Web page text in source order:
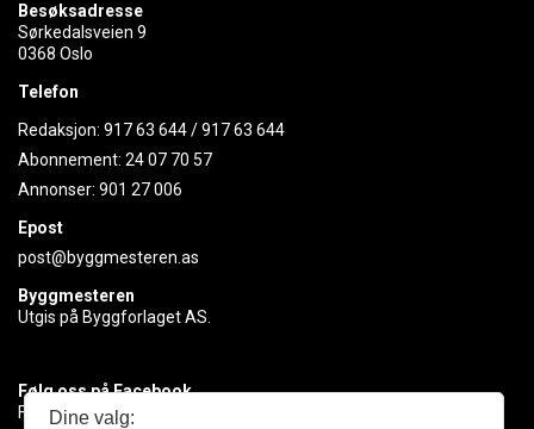
Besøksadresse
Sørkedalsveien 9
0368 Oslo
Telefon
Redaksjon: 917 63 644/917 63 644
Abonnement: 24 07 70 57
Annonser: 901 27 006
Epost
post@byggmesteren.as
Byggmesteren
Utgis på Byggforlaget AS.
Følg oss på Facebook
Få med deg det siste innen byggebransjen
Dine valg: